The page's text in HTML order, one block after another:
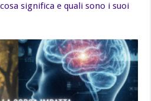
significa e quali sono i suoi